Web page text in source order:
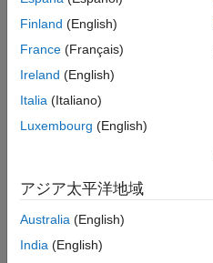
Finland (English)
France (Français)
Ireland (English)
Italia (Italiano)
Luxembourg (English)
アジア太平洋地域
Australia (English)
India (English)